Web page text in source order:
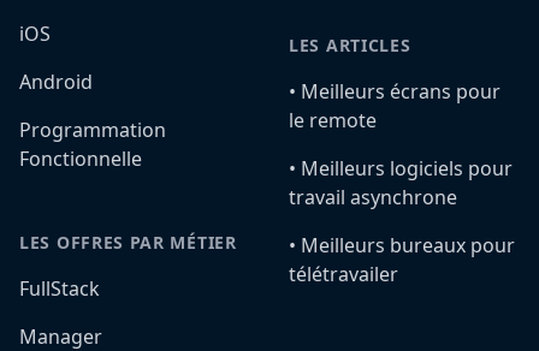
iOS
Android
Programmation
Fonctionnelle
LES OFFRES PAR MÉTIER
FullStack
Manager
LES ARTICLES
•️ Meilleurs écrans pour
le remote
•️ Meilleurs logiciels pour
travail asynchrone
•️ Meilleurs bureaux pour
télétravailer